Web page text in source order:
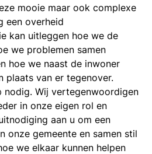
mooie maar ook complexe
een overheid
kan uitleggen hoe we de
we problemen samen
hoe we naast de inwoner
plaats van er tegenover.
nodig. Wij vertegenwoordigen
in onze eigen rol en
aan u om een
onze gemeente en samen stil
we elkaar kunnen helpen